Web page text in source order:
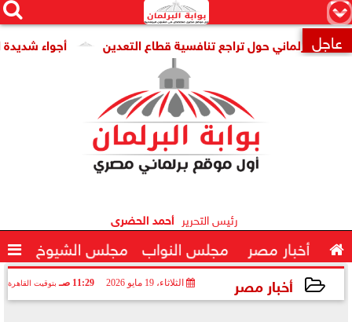
×


 عاجل أجواء شديدة حول تراجع تنافسية قطاع التعدين
رئيس التحرير أحمد الحضرى
 أخبار مصر مجلس النواب مجلس الشيوخ 
أخبار مصر الثلاثاء، 19 مايو 2026 11:29 صـ بتوقيت القاهرة